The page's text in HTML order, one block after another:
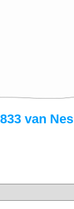
van Nes